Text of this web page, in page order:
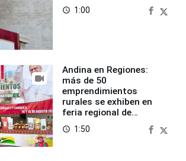
access_time 1:00
Andina en Regiones:
más de 50
emprendimientos
rurales se exhiben en
feria regional de
Foncodes
access_time 1:50